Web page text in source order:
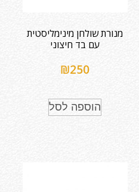
מנורת שולחן מינימליסטית
עם בד חיצוני
₪250
הוספה לסל